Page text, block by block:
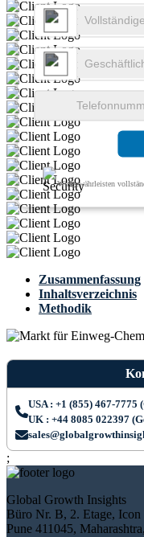
Zusammenfassung
Inhaltsverzeichnis
Methodik
Wir gewährleisten
USA : +1 (855) 467-7775
UK : +44 8085 022397
;
Global Growth Insights
Büro Nr. B, 2. Etage,
Pune 411045,